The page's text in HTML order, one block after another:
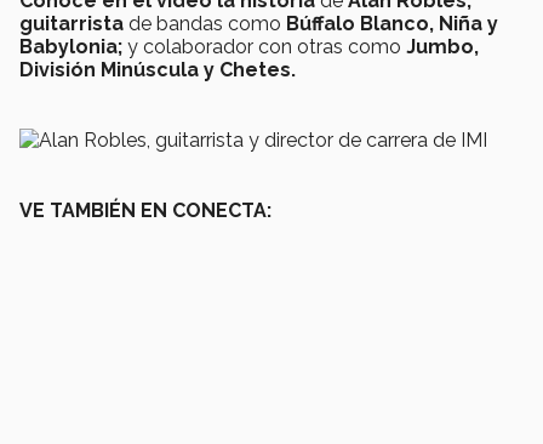
guitarrista de bandas como Búffalo Blanco, Niña y
Babylonia; y colaborador con otras como Jumbo,
División Minúscula y Chetes.
VE TAMBIÉN EN CONECTA: